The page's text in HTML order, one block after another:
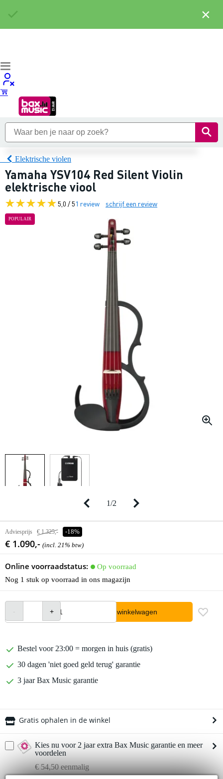
Elektrische violen
Yamaha YSV104 Red Silent Violin
elektrische viool
5,0 / 51 review schrijf een review
POPULAIR
1/2
Adviesprijs € 1.325,- -18%
€ 1.090,- (incl. 21% btw)
Online voorraadstatus:
Op voorraad
Nog 1 stuk op voorraad in ons magazijn
In winkelwagen
Bestel voor 23:00 = morgen in huis (gratis)
30 dagen 'niet goed geld terug' garantie
3 jaar Bax Music garantie
Gratis ophalen in de winkel
Kies nu voor 2 jaar extra Bax Music garantie en meer
voordelen
€ 54,50 eenmalig
×